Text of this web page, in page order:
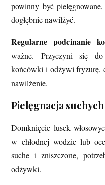
powinny być
dogłębnie nawilżyć.
Regularne podcinanie
ważne. Przyczyni się
końcówki i odżywi fryzurę,
nawilżenie.
Pielęgnacja suchych
Domknięcie łusek
w chłodnej wodzie lub
suche i zniszczone,
odżywki.